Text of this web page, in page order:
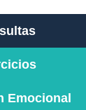
Emocional